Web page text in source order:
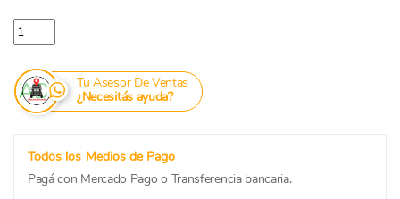
Nuestros Sabores Chips de Remolacha y Batata x 80 grs. cantidad
Tu Asesor De Ventas
¿Necesitás ayuda?
Todos los Medios de Pago
Pagá con Mercado Pago o Transferencia bancaria.